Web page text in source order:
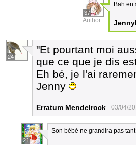
37
Author
Bah en
24
"Et pourtant moi
que ce que je dis
Eh bé, je l'ai
Jenny
Erratum Mendelrock 03/04/
21
Son bébé ne grandira pas